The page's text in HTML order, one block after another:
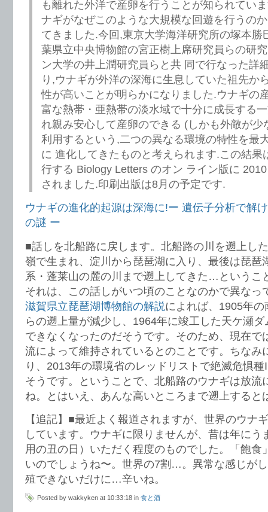
も離れた外洋で産卵を行うことが知られてい
ナギがなぜこのような大規模な回遊を行うの
てきました.今回,東京大学海洋研究所の塚本勝
葉県立中央博物館の宮正樹上席研究員らの研
ン大学の井上潤研究員らと共 同で行なった詳
り,ウナギが外洋の深海に生息していた祖先か
性が高いことが明らかになりました.ウナギの
富な熱帯・亜熱帯の淡水域で十分に成長する
れ親み安心して産卵のできる (しかも外敵が少
利用するという,二つの異なる環境の特性を最
に 進化してきたものと考えられます.この結果
行する Biology Letters のオン ライン版に
されました.印刷出版は8月の予定です.
ウナギの進化的起源は深海に!ー 遺伝子分析で解
の謎 ー
■話しを北船路に戻します。北船路の川を遡上し
嶺で生まれ、淀川から琵琶湖に入り、最後は琵琶
系・蓬莱山の麓の川まで遡上してきた…というこ
それは、この話しがいつ頃のことなのかで異なっ
滋賀県立琵琶湖博物館の解説によれば、1905年
らの遡上量が減少し、1964年に竣工した天ケ瀬
できなくなったのだそうです。そのため、現在で
流によって維持されているとのことです。ちなみ
り、2013年の環境省のレッドリストで絶滅危惧
そうです。ということで、北船路のウナギは放流
ね。とはいえ、あんな高いところまで遡上すると
【追記】■最近よく報道されますが、世界のウナ
しています。ウナギに限りませんが、昔は年にう
用の丑の日）いただく程度のものでした。「飽食
いのでしょうね〜。世界の7割…。異常な感じが
殖できないだけに…辛いね。
Posted by wakkyken at 10:33:18 in 食と酒